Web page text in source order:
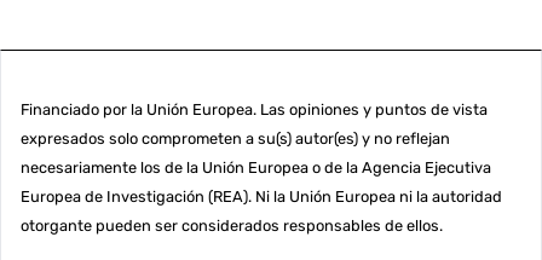
Financiado por la Unión Europea. Las opiniones y puntos de vista
expresados solo comprometen a su(s) autor(es) y no reflejan
necesariamente los de la Unión Europea o de la Agencia Ejecutiva
Europea de Investigación (REA). Ni la Unión Europea ni la autoridad
otorgante pueden ser considerados responsables de ellos.